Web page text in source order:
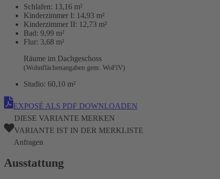
Schlafen: 13,16 m²
Kinderzimmer I: 14,93 m²
Kinderzimmer II: 12,73 m²
Bad: 9,99 m²
Flur: 3,68 m²
Räume im Dachgeschoss
(Wohnflächenangaben gem. WoFlV)
Studio: 60,10 m²
EXPOSÉ ALS PDF DOWNLOADEN
DIESE VARIANTE MERKEN
VARIANTE IST IN DER MERKLISTE
Anfragen
Ausstattung